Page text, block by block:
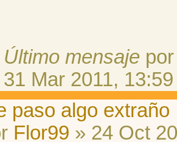
Último mensaje
31 Mar 2011, 13:59
paso algo extraño
Flor99 » 24 Oct